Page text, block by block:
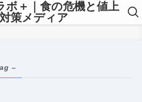
ボ＋｜食の危機と値上
策メディア
–